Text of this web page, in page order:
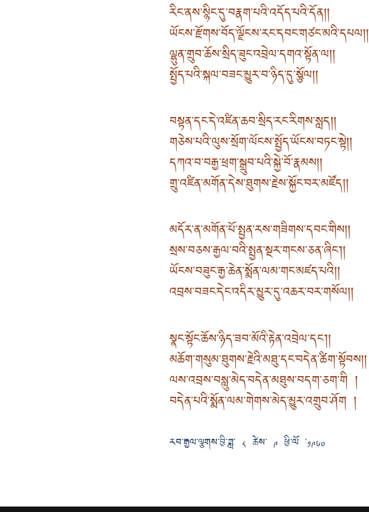
རིང་ནས་སྙིང་དུ་བརྣག་པའི་འདོད་པའི་དོན། །
ཡོངས་རྫོགས་བོད་ལྗོངས་རང་དབང་གཙང་མའི་དཔལ། །
ལྷུན་གྲུབ་ཆོས་སྲིད་ཟུང་འབྲེལ་དགའ་སྟོན་ལ། །
སྤྱོད་པའི་སྐལ་བཟང་མྱུར་བ་ཉིད་དུ་སྩོལ། །
བསྟན་དང་དེ་འཛིན་ཆབ་སྲིད་རང་རིགས་སླད། །
གཅེས་པའི་ལུས་སྲོག་ལོངས་སྤྱོད་ཡོངས་བཏང་སྟེ། །
དཀའ་བ་བརྒྱ་ཕྲག་སྒྲུབ་པའི་སྐྱེ་བོ་རྣམས། །
གྲུ་འཛིན་མགོན་དེས་ཐུགས་རྗེས་སྐྱོང་བར་མཛོད། །
མདོར་ན་མགོན་པོ་སྤྱན་རས་གཟིགས་དབང་གིས། །
སྲས་བཅས་རྒྱལ་བའི་སྤྱན་སྔར་གངས་ཅན་ཞིང༌། །
ཡོངས་བཟུང་རྒྱ་ཆེན་སྨོན་ལམ་གང་མཛད་པའི། །
འབྲས་བཟང་དེང་འདིར་མྱུར་དུ་འཆར་བར་གསོལ། །
སྣང་སྟོང་ཆོས་ཉིད་ཟབ་མོའི་རྟེན་འབྲེལ་དང༌། །
མཆོག་གསུམ་ཐུགས་རྗེའི་མཐུ་དང་བདེན་ཚིག་སྟོབས། །
ལས་འབྲས་བསླུ་མེད་བདེན་མཐུས་བདག་ཅག་གི །
བདེན་པའི་སྨོན་ལམ་གེགས་མེད་མྱུར་འགྲུབ་ཤོག །
རབ་རྒྱལ་ལྕགས་བྱི་ཟླ་ ༨ ཚེས་ ༩ ཕྱི་ལོ ་༡༩༦༠